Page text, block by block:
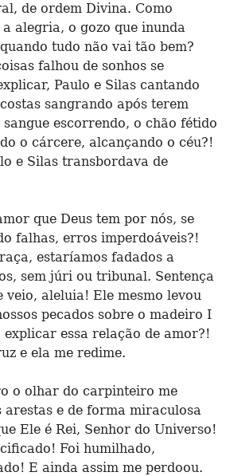
de ordem Divina. Como
alegria, o gozo que inunda
tudo não vai tão bem?
falhou de sonhos se
Paulo e Silas cantando
sangrando após terem
escorrendo, o chão fétido
o cárcere, alcançando o céu?!
e Silas transbordava de
que Deus tem por nós, se
falhas, erros imperdoáveis?!
estaríamos fadados a
sem júri ou tribunal. Sentença
veio, aleluia! Ele mesmo levou
pecados sobre o madeiro I
explicar essa relação de amor?!
e ela me redime.
o olhar do carpinteiro me
e de forma miraculosa
Ele é Rei, Senhor do Universo!
Foi humilhado,
E ainda assim me perdoou.